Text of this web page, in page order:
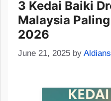
3 Kedai Baiki
Malaysia
2026
June 21, 2025 by